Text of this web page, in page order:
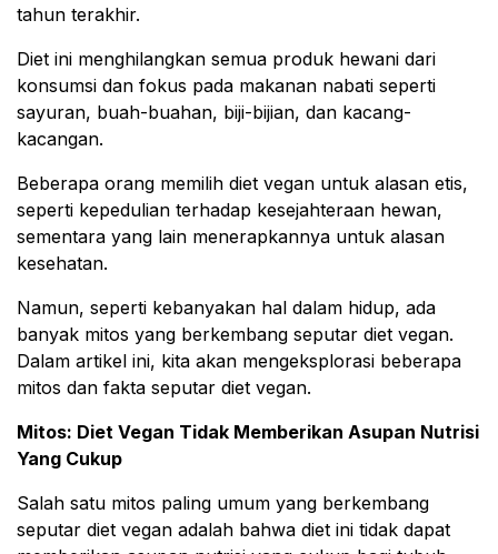
tahun terakhir.
Diet ini menghilangkan semua produk hewani dari
konsumsi dan fokus pada makanan nabati seperti
sayuran, buah-buahan, biji-bijian, dan kacang-
kacangan.
Beberapa orang memilih diet vegan untuk alasan etis,
seperti kepedulian terhadap kesejahteraan hewan,
sementara yang lain menerapkannya untuk alasan
kesehatan.
Namun, seperti kebanyakan hal dalam hidup, ada
banyak mitos yang berkembang seputar diet vegan.
Dalam artikel ini, kita akan mengeksplorasi beberapa
mitos dan fakta seputar diet vegan.
Mitos: Diet Vegan Tidak Memberikan Asupan Nutrisi
Yang Cukup
Salah satu mitos paling umum yang berkembang
seputar diet vegan adalah bahwa diet ini tidak dapat